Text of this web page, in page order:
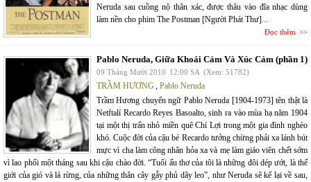
Neruda sau cuồng nộ thân xác, được thâu vào đĩa nhạc dùng
làm nền cho phim The Postman [Người Phát Thư]...
Đọc thêm
Pablo Neruda, Giữa Khoái Cảm Và Xúc Cảm (phần 1)
09 Tháng Mười 2010 12:00 SA (Xem: 51782)
TRẦM HƯƠNG, Pablo Neruda
Trầm Hương chuyển ngữ Pablo Neruda [1904-1973] tên thật là
Netftalí Recardo Reyes Basoalto, sinh ra vào mùa hạ năm 1904
tại một thị trấn nhỏ miền quê Chí Lợi trong một gia đình nghèo
khó. Cuộc đời của cậu bé Recardo tưởng chừng phải xa lánh bút
mực vì cha làm công nhân hỏa xa và mẹ làm giáo viên chết sớm
vì lao phổi một tháng sau khi cậu chào đời. “Tuổi ấu thơ của tôi là những đôi dép ướt, là thế
giới của gió và lá rừng, của những thân cây gẫy phủ dây leo”, như Neruda sẽ kể lại về sau,